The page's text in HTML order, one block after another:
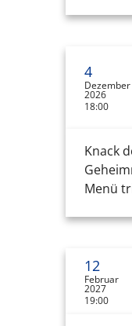
4
Dezember
2026
18:00
Knack
Menü
12
Februar
2027
19:00